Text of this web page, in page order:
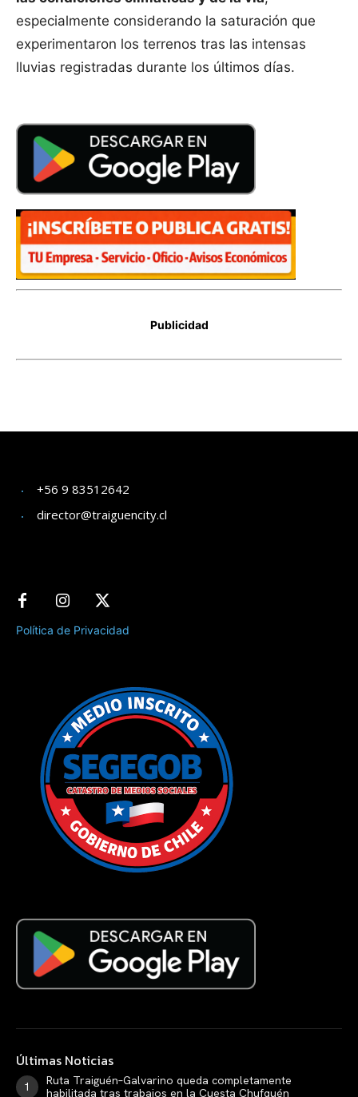
+56 9 83512642
director@traiguencity.cl
Política de Privacidad
Últimas Noticias
Ruta Traiguén–Galvarino queda completamente
habilitada tras trabajos en la Cuesta Chufquén